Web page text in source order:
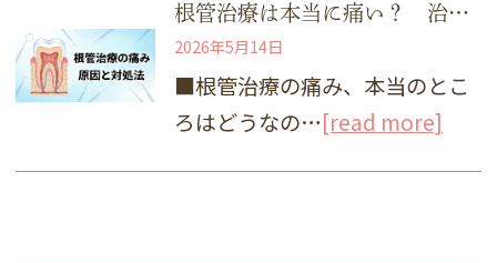
根管治療は本当に痛い？ 治療中や治療後の痛みの原因
2026年5月14日
■根管治療の痛み、本当のとこ
ろはどうなの…[read more]